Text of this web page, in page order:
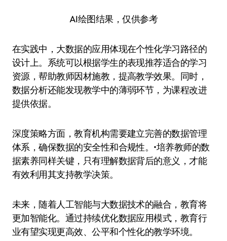
AI绘图结果，仅供参考
在实践中，大数据的应用体现在个性化学习路径的
设计上。系统可以根据学生的表现推荐适合的学习
资源，帮助教师因材施教，提高教学效果。同时，
数据分析还能发现教学中的薄弱环节，为课程改进
提供依据。
深度策略方面，教育机构需要建立完善的数据管理
体系，确保数据的安全性和合规性。•培养教师的数
据素养同样关键，只有理解数据背后的意义，才能
有效利用其支持教学决策。
未来，随着人工智能与大数据技术的融合，教育将
更加智能化。通过持续优化数据应用模式，教育行
业有望实现更高效、公平和个性化的教学环境。